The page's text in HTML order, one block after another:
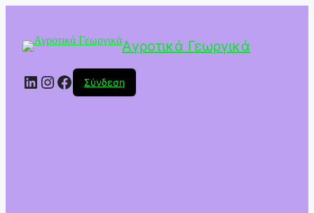
Αγροτικά Γεωργικά
Linkedin
Instagram
Facebook
Σύνδεση